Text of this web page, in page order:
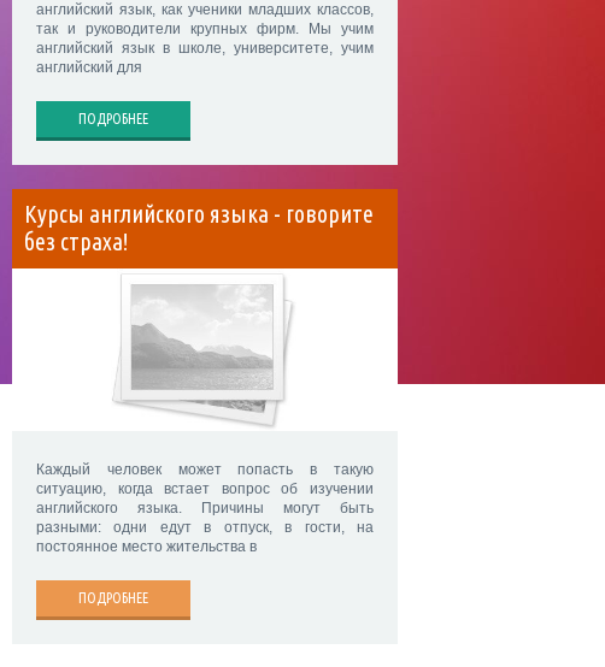
английский язык, как ученики младших классов,
так и руководители крупных фирм. Мы учим
английский язык в школе, университете, учим
английский для
ПОДРОБНЕЕ
Курсы английского языка - говорите
без страха!
Каждый человек может попасть в такую
ситуацию, когда встает вопрос об изучении
английского языка. Причины могут быть
разными: одни едут в отпуск, в гости, на
постоянное место жительства в
ПОДРОБНЕЕ